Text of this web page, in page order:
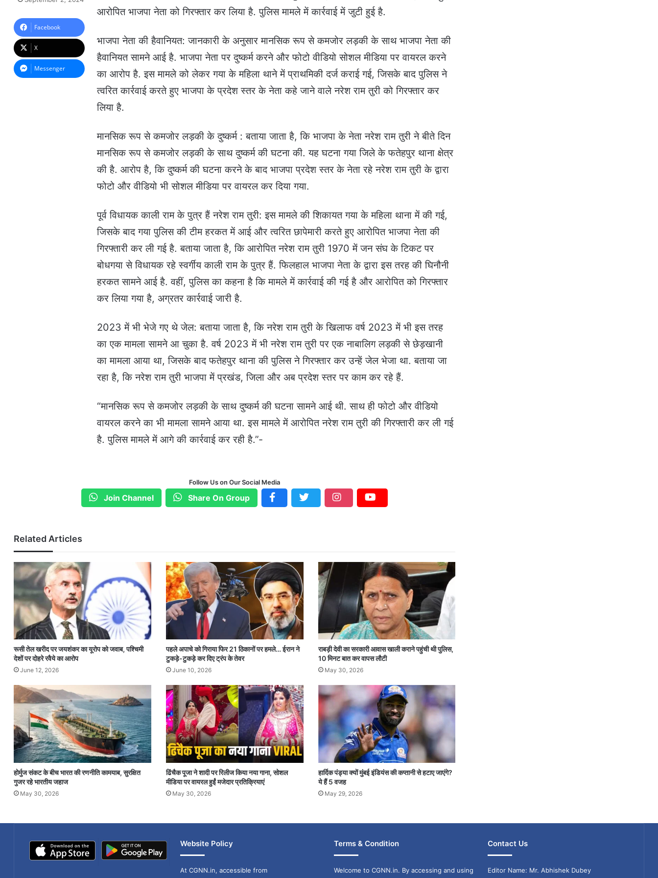
आरोपित भाजपा नेता को गिरफ्तार कर लिया है. पुलिस मामले में कार्रवाई में जुटी हुई है.
भाजपा नेता की हैवानियत: जानकारी के अनुसार मानसिक रूप से कमजोर लड़की के साथ भाजपा नेता की
हैवानियत सामने आई है. भाजपा नेता पर दुष्कर्म करने और फोटो वीडियो सोशल मीडिया पर वायरल करने
का आरोप है. इस मामले को लेकर गया के महिला थाने में प्राथमिकी दर्ज कराई गई, जिसके बाद पुलिस ने
त्वरित कार्रवाई करते हुए भाजपा के प्रदेश स्तर के नेता कहे जाने वाले नरेश राम तुरी को गिरफ्तार कर
लिया है.
मानसिक रूप से कमजोर लड़की के दुष्कर्म : बताया जाता है, कि भाजपा के नेता नरेश राम तुरी ने बीते दिन
मानसिक रूप से कमजोर लड़की के साथ दुष्कर्म की घटना की. यह घटना गया जिले के फतेहपुर थाना क्षेत्र
की है. आरोप है, कि दुष्कर्म की घटना करने के बाद भाजपा प्रदेश स्तर के नेता रहे नरेश राम तुरी के द्वारा
फोटो और वीडियो भी सोशल मीडिया पर वायरल कर दिया गया.
पूर्व विधायक काली राम के पुत्र हैं नरेश राम तुरी: इस मामले की शिकायत गया के महिला थाना में की गई,
जिसके बाद गया पुलिस की टीम हरकत में आई और त्वरित छापेमारी करते हुए आरोपित भाजपा नेता की
गिरफ्तारी कर ली गई है. बताया जाता है, कि आरोपित नरेश राम तुरी 1970 में जन संघ के टिकट पर
बोधगया से विधायक रहे स्वर्गीय काली राम के पुत्र हैं. फिलहाल भाजपा नेता के द्वारा इस तरह की घिनौनी
हरकत सामने आई है. वहीं, पुलिस का कहना है कि मामले में कार्रवाई की गई है और आरोपित को गिरफ्तार
कर लिया गया है, अग्रतर कार्रवाई जारी है.
2023 में भी भेजे गए थे जेल: बताया जाता है, कि नरेश राम तुरी के खिलाफ वर्ष 2023 में भी इस तरह
का एक मामला सामने आ चुका है. वर्ष 2023 में भी नरेश राम तुरी पर एक नाबालिग लड़की से छेड़खानी
का मामला आया था, जिसके बाद फतेहपुर थाना की पुलिस ने गिरफ्तार कर उन्हें जेल भेजा था. बताया जा
रहा है, कि नरेश राम तुरी भाजपा में प्रखंड, जिला और अब प्रदेश स्तर पर काम कर रहे हैं.
“मानसिक रूप से कमजोर लड़की के साथ दुष्कर्म की घटना सामने आई थी. साथ ही फोटो और वीडियो
वायरल करने का भी मामला सामने आया था. इस मामले में आरोपित नरेश राम तुरी की गिरफ्तारी कर ली गई
है. पुलिस मामले में आगे की कार्रवाई कर रही है.”-
n
a
n
e
m
a
i
Facebook
X
Messenger
Follow Us on Our Social Media
Join Channel Share On Group
Related Articles
रूसी तेल खरीद पर जयशंकर का यूरोप को जवाब, पश्चिमी
देशों पर दोहरे रवैये का आरोप
June 12, 2026
पहले अपाचे को गिराया फिर 21 ठिकानों पर हमले… ईरान ने
टुकड़े-टुकड़े कर दिए ट्रंप के तेवर
June 10, 2026
राबड़ी देवी का सरकारी आवास खाली कराने पहुंची थी पुलिस,
10 मिनट बात कर वापस लौटी
May 30, 2026
होर्मुज संकट के बीच भारत की रणनीति कामयाब, सुरक्षित
गुजर रहे भारतीय जहाज
May 30, 2026
ढिंचैक पूजा ने शादी पर रिलीज किया नया गाना, सोशल
मीडिया पर वायरल हुईं मजेदार प्रतिक्रियाएं
May 30, 2026
हार्दिक पंड्या क्यों मुंबई इंडियंस की कप्तानी से हटाए जाएंगे?
ये हैं 5 वजह
May 29, 2026
Website Policy
At CGNN.in, accessible from
Terms & Condition
Welcome to CGNN.in. By accessing and using
Contact Us
Editor Name: Mr. Abhishek Dubey